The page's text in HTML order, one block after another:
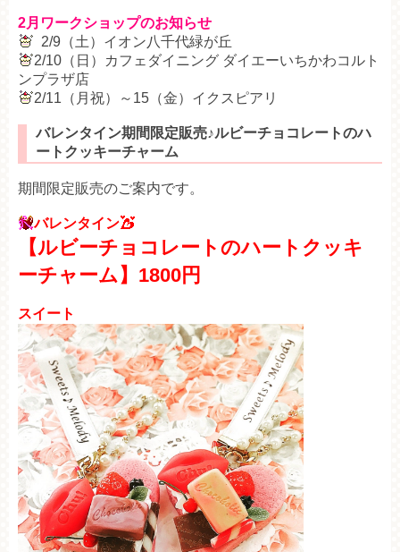
2月ワークショップのお知らせ
2/9（土）イオン八千代緑が丘
2/10（日）カフェダイニング ダイエーいちかわコルト
ンプラザ店
2/11（月祝）～15（金）イクスピアリ
バレンタイン期間限定販売♪ルビーチョコレートのハ
ートクッキーチャーム
期間限定販売のご案内です。
バレンタイン
【ルビーチョコレートのハートクッキ
ーチャーム】1800円
スイート